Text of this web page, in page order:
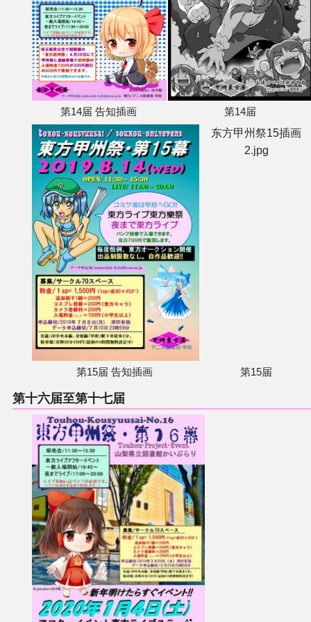
第14届 告知插画 第14届
第15届 告知插画
东方甲州祭15插画
2.jpg
第15届
第十六届至第十七届